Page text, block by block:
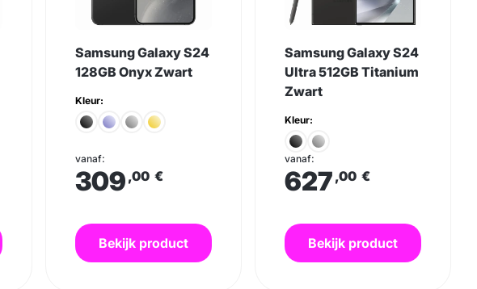
Samsung Galaxy S24
128GB Onyx Zwart
Kleur:
vanaf:
309 ,00 €
Bekijk product
Samsung Galaxy S24
Ultra 512GB Titanium
Zwart
Kleur:
vanaf:
627 ,00 €
Bekijk product